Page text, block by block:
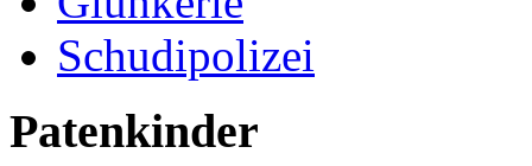
Schudipolizei
Patenkinder